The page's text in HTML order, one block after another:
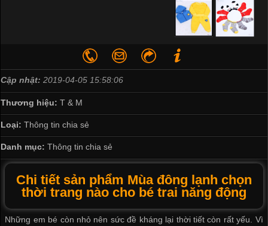
Cập nhật: 2019-04-05 15:58:06
Thương hiệu: T & M
Loại: Thông tin chia sẻ
Danh mục: Thông tin chia sẻ
Chi tiết sản phẩm Mùa đông lạnh chọn
thời trang nào cho bé trai năng động
Những em bé còn nhỏ nên sức đề kháng lại thời tiết còn rất yếu. Vì